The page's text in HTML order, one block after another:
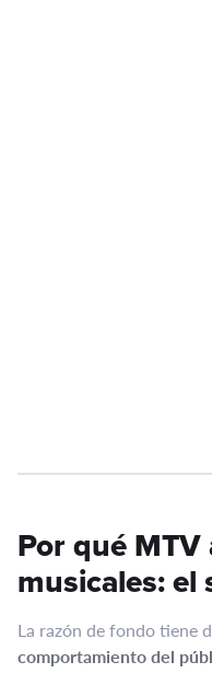
Por qué
musicales:
La razón de fondo tiene
comportamiento del